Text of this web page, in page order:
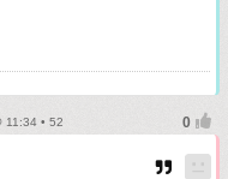
11:34 • 52